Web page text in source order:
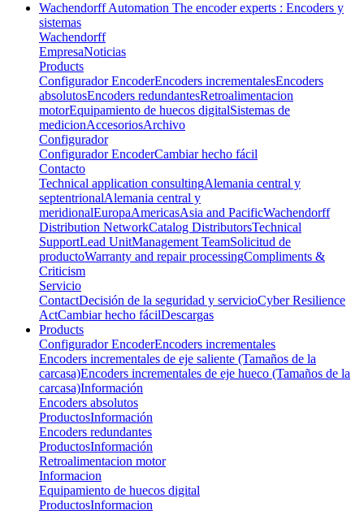
Wachendorff Automation The encoder experts : Encoders y
sistemas
Wachendorff
EmpresaNoticias
Products
Configurador EncoderEncoders incrementalesEncoders
absolutosEncoders redundantesRetroalimentacion
motorEquipamiento de huecos digitalSistemas de
medicionAccesoriosArchivo
Configurador
Configurador EncoderCambiar hecho fácil
Contacto
Technical application consultingAlemania central y
septentrionalAlemania central y
meridionalEuropaAmericasAsia and PacificWachendorff
Distribution NetworkCatalog DistributorsTechnical
SupportLead UnitManagement TeamSolicitud de
productoWarranty and repair processingCompliments &
Criticism
Servicio
ContactDecisión de la seguridad y servicioCyber Resilience
ActCambiar hecho fácilDescargas
Products
Configurador EncoderEncoders incrementales
Encoders incrementales de eje saliente (Tamaños de la
carcasa)Encoders incrementales de eje hueco (Tamaños de la
carcasa)Información
Encoders absolutos
ProductosInformación
Encoders redundantes
ProductosInformación
Retroalimentacion motor
Informacion
Equipamiento de huecos digital
ProductosInformacion